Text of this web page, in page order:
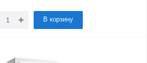
В корзину